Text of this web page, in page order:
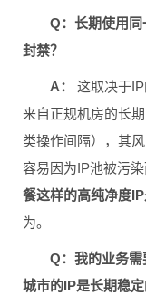
Q：长期使用
封禁？
A：
这取决于
来自正规机房的长
类操作间隔），其
容易因为IP池被污染
餐这样的高纯净度
为。
Q：我的业务
城市的IP是长期稳定